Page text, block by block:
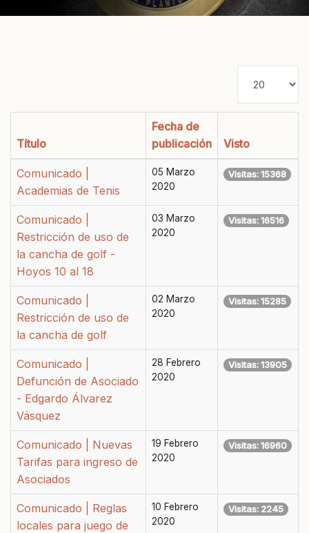
mostrar
Título
Fecha de
publicación
Visto
Comunicado |
Academias de Tenis
05 Marzo
2020
Visitas: 15368
Comunicado |
Restricción de uso de
la cancha de golf -
Hoyos 10 al 18
03 Marzo
2020
Visitas: 16516
Comunicado |
Restricción de uso de
la cancha de golf
02 Marzo
2020
Visitas: 15285
Comunicado |
Defunción de Asociado
- Edgardo Álvarez
Vásquez
28 Febrero
2020
Visitas: 13905
Comunicado | Nuevas
Tarifas para ingreso de
Asociados
19 Febrero
2020
Visitas: 16960
Comunicado | Reglas
locales para juego de
10 Febrero
2020
Visitas: 2245